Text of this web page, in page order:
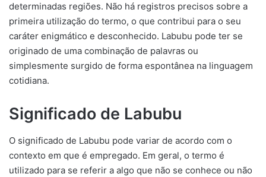
determinadas regiões. Não há registros precisos sobre a
primeira utilização do termo, o que contribui para o seu
caráter enigmático e desconhecido. Labubu pode ter se
originado de uma combinação de palavras ou
simplesmente surgido de forma espontânea na linguagem
cotidiana.
Significado de Labubu
O significado de Labubu pode variar de acordo com o
contexto em que é empregado. Em geral, o termo é
utilizado para se referir a algo que não se conhece ou não